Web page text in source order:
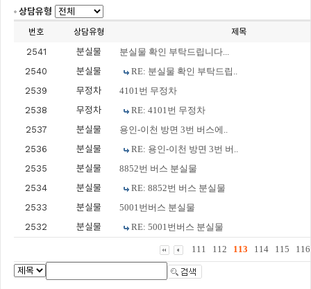
상담유형
번호 상담유형 제목
2541 분실물
분실물 확인 부탁드립니다...
2540
분실물
RE: 분실물 확인 부탁드립..
2539
무정차
4101번 무정차
2538
무정차
RE: 4101번 무정차
2537
분실물
용인-이천 방면 3번 버스에..
2536
분실물
RE: 용인-이천 방면 3번 버..
2535
분실물
8852번 버스 분실물
2534
분실물
RE: 8852번 버스 분실물
2533
분실물
5001번버스 분실물
2532
분실물 RE: 5001번버스 분실물
111 112 113 114 115 116